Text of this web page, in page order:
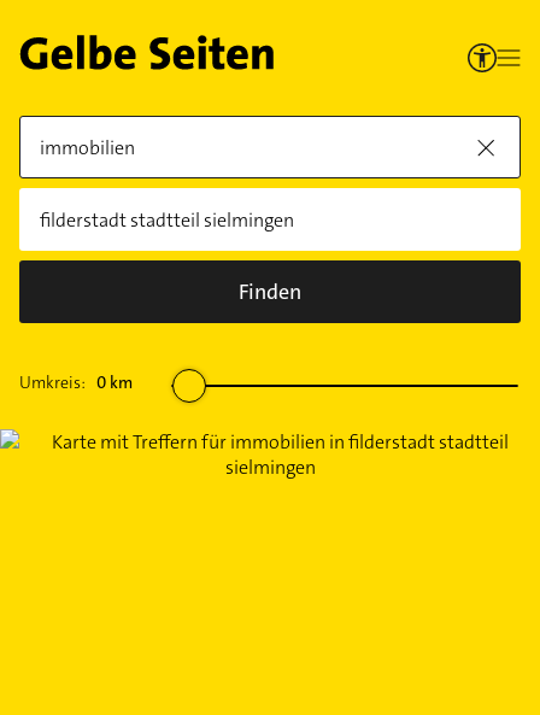
Finden
Umkreis: 0 km